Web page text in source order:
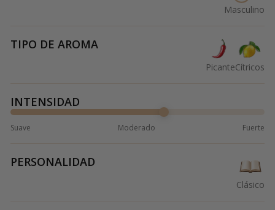
Masculino
TIPO DE AROMA
PicanteCítricos
INTENSIDAD
Suave Moderado Fuerte
PERSONALIDAD
Clásico